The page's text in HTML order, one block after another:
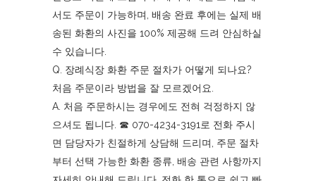
서도 주문이 가능하며, 배송 완료 후에는 실제 배
송된 화환의 사진을 100% 제공해 드려 안심하실
수 있습니다.
Q. 장례식장 화환 주문 절차가 어떻게 되나요?
처음 주문이라 방법을 잘 모르겠어요.
A. 처음 주문하시는 경우에도 전혀 걱정하지 않
으셔도 됩니다. ☎︎ 070-4234-3191로 전화 주시
면 담당자가 친절하게 상담해 드리며, 주문 절차
부터 선택 가능한 화환 종류, 배송 관련 사항까지